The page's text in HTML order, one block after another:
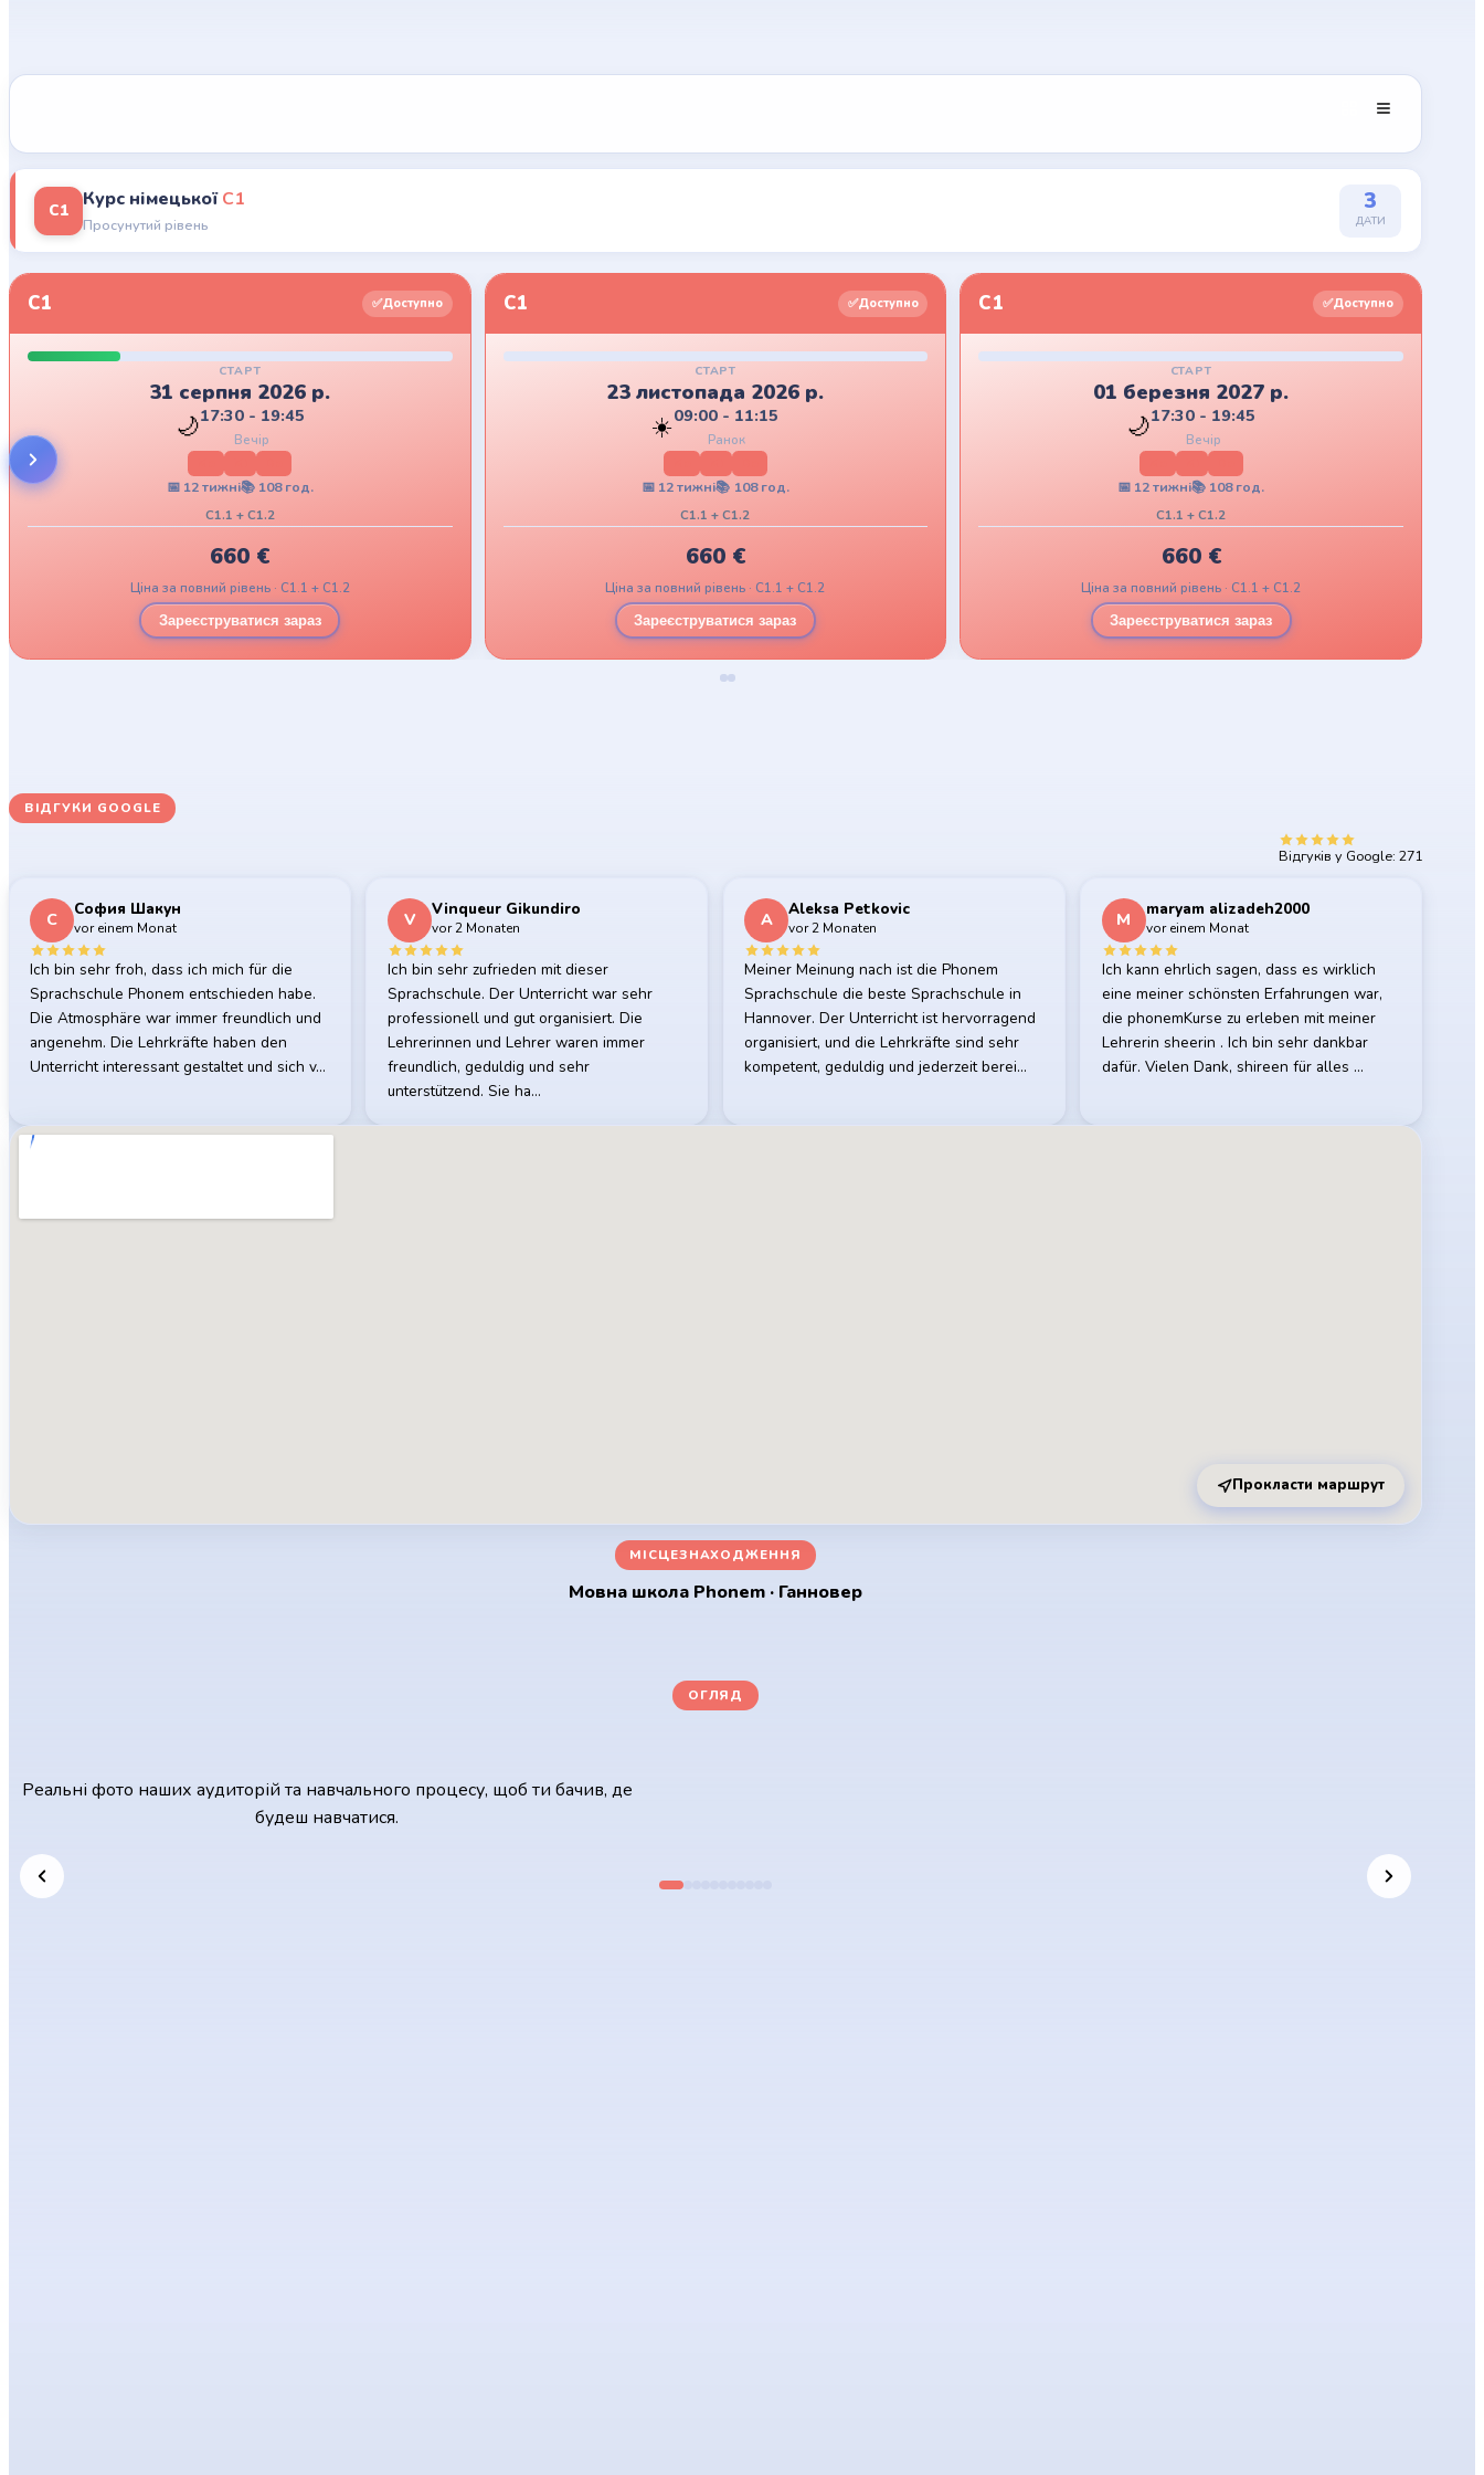
C1 Курс німецької C1
Просунутий рівень
3
ДАТИ
C1 ✅Доступно
СТАРТ
31 серпня 2026 р.
🌙17:30 - 19:45
Вечір
📅 12тижні📚 108 год.
C1.1 + C1.2
660 €
Ціна за повний рівень · C1.1 + C1.2
Зареєструватися зараз
C1 ✅Доступно
СТАРТ
23 листопада 2026 р.
☀️09:00 - 11:15
Ранок
📅 12 тижні📚 108 год.
C1.1 + C1.2
660€
Ціна за повний рівень · C1.1 + C1.2
Зареєструватися зараз
C1 ✅Доступно
СТАРТ
01 березня 2027 р.
🌙17:30 - 19:45
Вечір
📅 12тижні📚 108 год.
C1.1 + C1.2
660€
Ціна за повний рівень · C1.1 + C1.2
Зареєструватися зараз
ВІДГУКИ GOOGLE
Відгуків у Google: 271
С София Шакун
vor einem Monat
Ich bin sehr froh, dass ich mich für die
Sprachschule Phonem entschieden habe.
Die Atmosphäre war immer freundlich und
angenehm. Die Lehrkräfte haben den
Unterricht interessant gestaltet und sich v…
V Vinqueur Gikundiro
vor 2 Monaten
Ich bin sehr zufrieden mit dieser
Sprachschule. Der Unterricht war sehr
professionell und gut organisiert. Die
Lehrerinnen und Lehrer waren immer
freundlich, geduldig und sehr
unterstützend. Sie ha…
A Aleksa Petkovic
vor 2 Monaten
Meiner Meinung nach ist die Phonem
Sprachschule die beste Sprachschule in
Hannover. Der Unterricht ist hervorragend
organisiert, und die Lehrkräfte sind sehr
kompetent, geduldig und jederzeit berei…
M maryam alizadeh2000
vor einem Monat
Ich kann ehrlich sagen, dass es wirklich
eine meiner schönsten Erfahrungen war,
die phonemKurse zu erleben mit meiner
Lehrerin sheerin . Ich bin sehr dankbar
dafür. Vielen Dank, shireen für alles …
Прокласти маршрут
МІСЦЕЗНАХОДЖЕННЯ
Мовна школа Phonem · Ганновер
ОГЛЯД
Реальні фото наших аудиторій та навчального процесу, щоб ти бачив, де
будеш навчатися.